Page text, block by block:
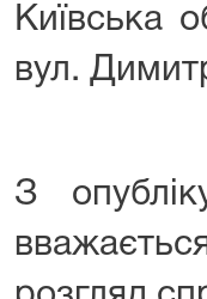
Київська
вул.
З